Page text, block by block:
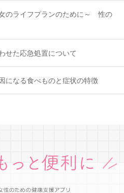
のライフプランのために～ 性の
せた応急処置について
になる食べものと症状の特徴